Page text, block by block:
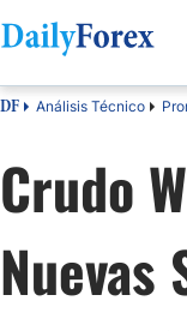
España
Argentina
Rep.
Mexico
Divisas
EUR/USD
USD/PEN
Sobre
Política
Cómo
Nuestra
DF Análisis Técnico
Crudo
Nuevas